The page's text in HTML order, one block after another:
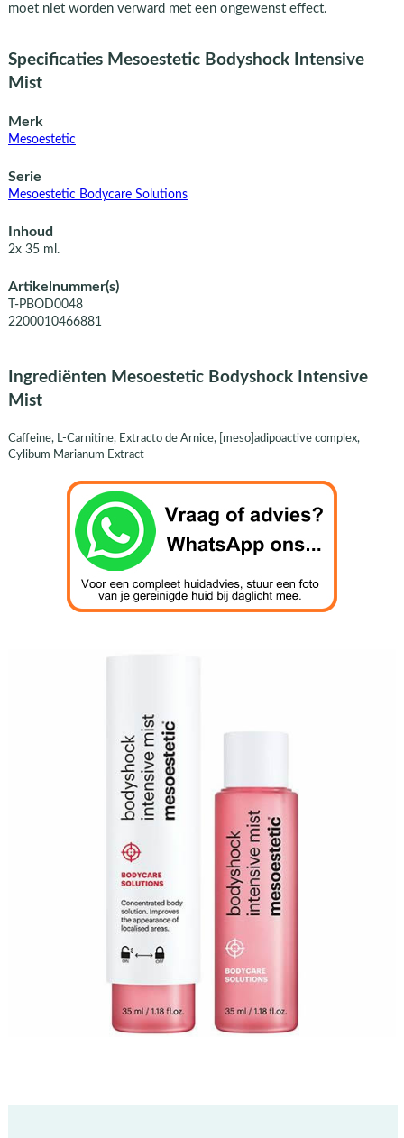
moet niet worden verward met een ongewenst effect.
Specificaties Mesoestetic Bodyshock Intensive
Mist
Merk
Mesoestetic
Serie
Mesoestetic Bodycare Solutions
Inhoud
2x 35 ml.
Artikelnummer(s)
T-PBOD0048
2200010466881
Ingrediënten Mesoestetic Bodyshock Intensive
Mist
Caffeine, L-Carnitine, Extracto de Arnice, [meso]adipoactive complex,
Cylibum Marianum Extract